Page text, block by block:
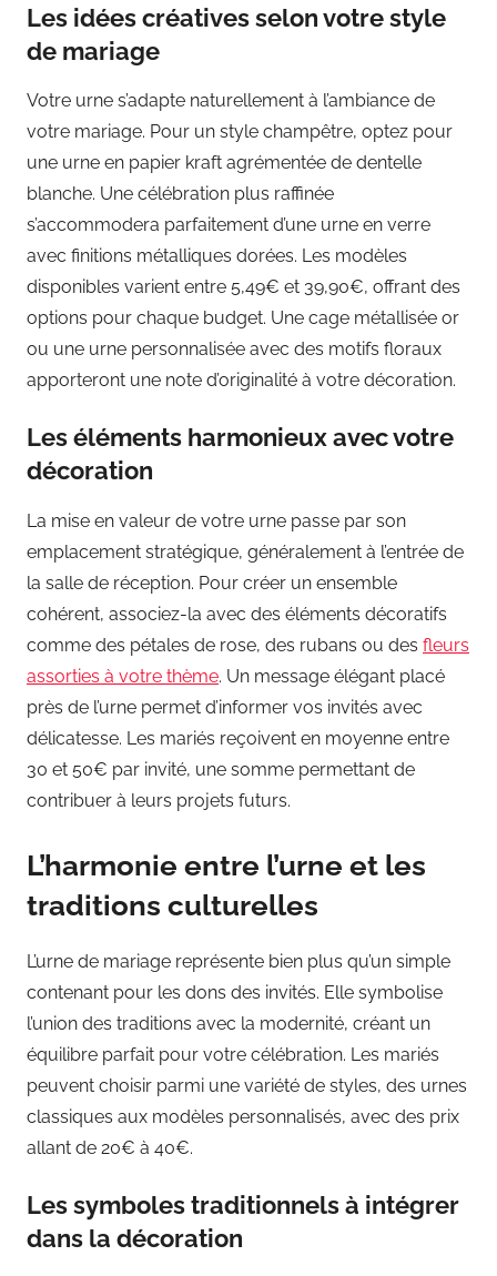
Les idées créatives selon votre style
de mariage
Votre urne s’adapte naturellement à l’ambiance de
votre mariage. Pour un style champêtre, optez pour
une urne en papier kraft agrémentée de dentelle
blanche. Une célébration plus raffinée
s’accommodera parfaitement d’une urne en verre
avec finitions métalliques dorées. Les modèles
disponibles varient entre 5,49€ et 39,90€, offrant des
options pour chaque budget. Une cage métallisée or
ou une urne personnalisée avec des motifs floraux
apporteront une note d’originalité à votre décoration.
Les éléments harmonieux avec votre
décoration
La mise en valeur de votre urne passe par son
emplacement stratégique, généralement à l’entrée de
la salle de réception. Pour créer un ensemble
cohérent, associez-la avec des éléments décoratifs
comme des pétales de rose, des rubans ou des fleurs
assorties à votre thème. Un message élégant placé
près de l’urne permet d’informer vos invités avec
délicatesse. Les mariés reçoivent en moyenne entre
30 et 50€ par invité, une somme permettant de
contribuer à leurs projets futurs.
L’harmonie entre l’urne et les
traditions culturelles
L’urne de mariage représente bien plus qu’un simple
contenant pour les dons des invités. Elle symbolise
l’union des traditions avec la modernité, créant un
équilibre parfait pour votre célébration. Les mariés
peuvent choisir parmi une variété de styles, des urnes
classiques aux modèles personnalisés, avec des prix
allant de 20€ à 40€.
Les symboles traditionnels à intégrer
dans la décoration